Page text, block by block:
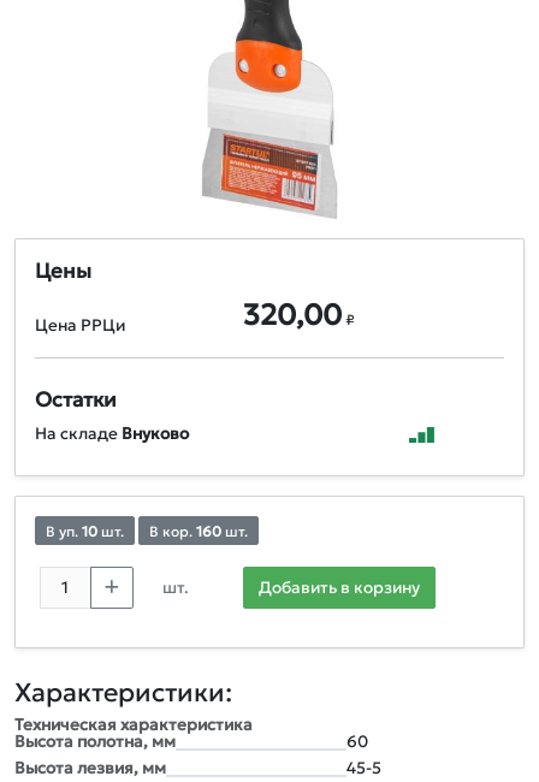
Цены
Цена РРЦи 320,00 ₽
Остатки
На складе Внуково
В уп. 10 шт. В кор. 160 шт.
шт. Добавить в корзину
Характеристики:
Техническая характеристика
Высота полотна, мм
60
Высота лезвия, мм
45-5